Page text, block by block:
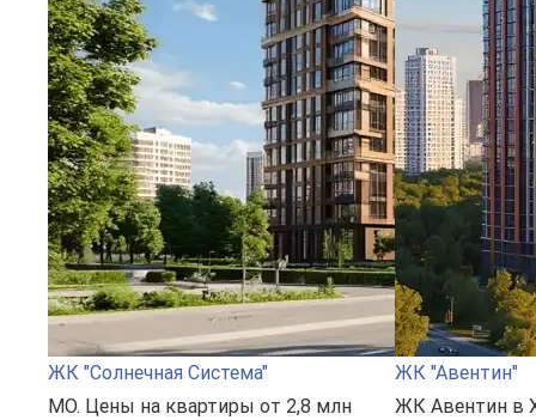
ЖК "Солнечная Система"
МО. Цены на квартиры от 2,8 млн
ЖК "Авентин"
ЖК Авентин в